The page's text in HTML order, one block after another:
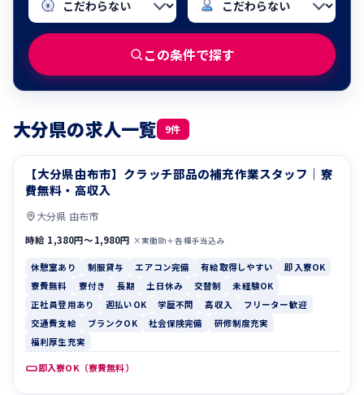
この条件で探す
大分県の求人一覧 9件
休憩室あり 制服貸与
【大分県由布市】クラッチ部品の補充作業スタッフ｜寮
費無料・高収入
大分県 由布市
時給 1,380円〜1,980円 ×実働8h＋各種手当込み
休憩室あり 制服貸与 エアコン完備 有給取得しやすい
即入寮OK
寮費無料
寮付き 長期 土日休み 交替制
未経験OK
正社員登用あり
週払いOK 学歴不問 高収入
フリーター歓迎
交通費支給
ブランクOK 社会保険完備
研修制度充実
福利厚生充実
即入寮OK（寮費無料）